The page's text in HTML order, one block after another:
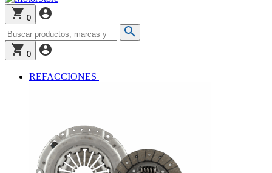
0
0
REFACCIONES